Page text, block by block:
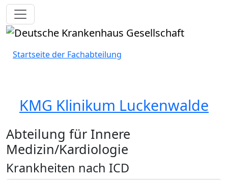
Toggle navigation
Startseite der Fachabteilung
KMG Klinikum Luckenwalde
Abteilung für Innere
Medizin/Kardiologie
Krankheiten nach ICD